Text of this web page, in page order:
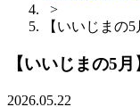
>
【いいじまの
【いいじまの5
2026.05.22